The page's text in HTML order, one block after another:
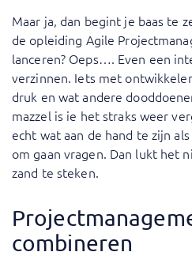
Maar ja, dan begint je baas te
de opleiding Agile
lanceren? Oeps…. Even een
verzinnen. Iets met
druk en wat andere
mazzel is ie het straks weer
echt wat aan de hand te zijn
om gaan vragen. Dan lukt het
zand te steken.
combineren